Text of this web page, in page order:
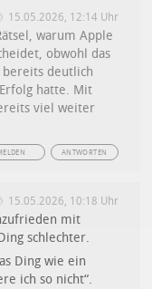
15.05.2026, 12:14 Uhr
warum Apple
obwohl das
deutlich
hatte. Mit
viel weiter
ANTWORTEN
15.05.2026, 10:18 Uhr
mit
schlechter.
Ding wie ein
ich so nicht“.